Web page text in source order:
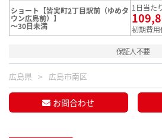
ショート【皆実町2丁目駅前（ゆめタ
ウン広島前）】
～30日未満
1日当た
初期費
保証人不要
広島県 広島市南区
お問合わせ